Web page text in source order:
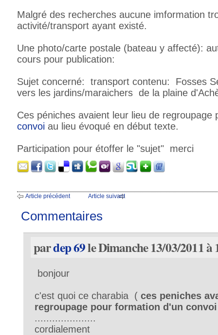
Malgré des recherches aucune imformation
activité/transport ayant existé.
Une photo/carte postale (bateau y affecté):
cours pour publication:
Sujet concerné: transport contenu: Fosses
vers les jardins/maraichers de la plaine
Ces péniches avaient leur lieu de regroupage
convoi au lieu évoqué en début texte.
Participation pour étoffer le "sujet" merci
Article précédent Article suivant
Commentaires
pardep 69le Dimanche 13/03/2011 à
bonjour
c'est quoi ce charabia ( ces peniches
regroupage pour formation d'un
.....................
cordialement